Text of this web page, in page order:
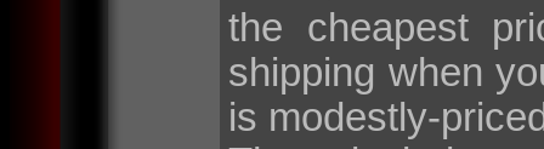
the cheapest
shipping when
is modestly-